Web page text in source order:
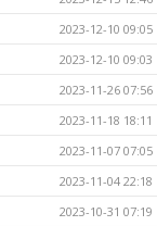
2023-12-10 09:05
2023-12-10 09:03
2023-11-26 07:56
2023-11-18 18:11
2023-11-07 07:05
2023-11-04 22:18
2023-10-31 07:19